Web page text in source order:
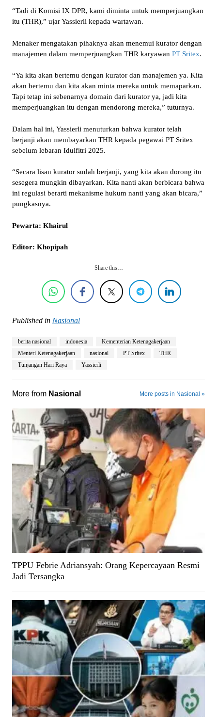
“Tadi di Komisi IX DPR, kami diminta untuk memperjuangkan
itu (THR),” ujar Yassierli kepada wartawan.
Menaker mengatakan pihaknya akan menemui kurator dengan
manajemen dalam memperjuangkan THR karyawan PT Sritex.
“Ya kita akan bertemu dengan kurator dan manajemen ya. Kita
akan bertemu dan kita akan minta mereka untuk memaparkan.
Tapi tetap ini sebenarnya domain dari kurator ya, jadi kita
memperjuangkan itu dengan mendorong mereka,” tuturnya.
Dalam hal ini, Yassierli menuturkan bahwa kurator telah
berjanji akan membayarkan THR kepada pegawai PT Sritex
sebelum lebaran Idulfitri 2025.
“Secara lisan kurator sudah berjanji, yang kita akan dorong itu
sesegera mungkin dibayarkan. Kita nanti akan berbicara bahwa
ini regulasi berarti mekanisme hukum nanti yang akan bicara,”
pungkasnya.
Pewarta: Khairul
Editor: Khopipah
Share this…
Published in Nasional
berita nasional indonesia
Kementerian Ketenagakerjaan
Menteri Ketenagakerjaan
nasional PT Sritex
THR
Tunjangan Hari Raya
Yassierli
More from Nasional More posts in Nasional »
TPPU Febrie Adriansyah: Orang Kepercayaan Resmi
Jadi Tersangka